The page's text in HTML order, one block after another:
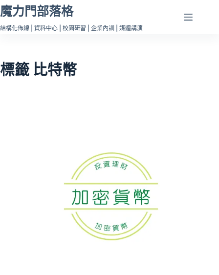
跳
至
主
容
魔力門部落格
結構化佈線 | 資料中心 | 校園研習 | 企業內訓 | 媒體講演
標籤 比特幣